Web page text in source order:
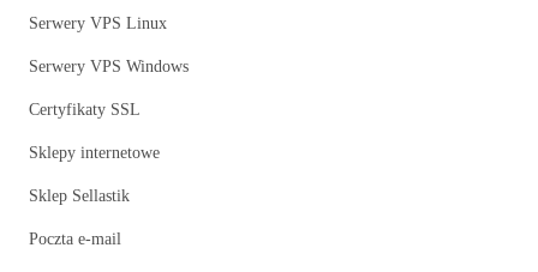
Serwery VPS Linux
Serwery VPS Windows
Certyfikaty SSL
Sklepy internetowe
Sklep Sellastik
Poczta e-mail